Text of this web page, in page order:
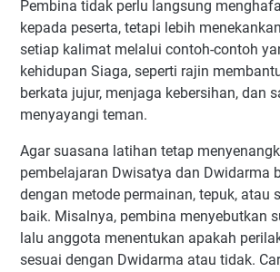
Pembina tidak perlu langsung
kepada peserta, tetapi lebih
setiap kalimat melalui contoh-contoh
kehidupan Siaga, seperti rajin
berkata jujur, menjaga kebersihan, dan
menyayangi teman.
Agar suasana latihan tetap
pembelajaran Dwisatya dan Dwidarma
dengan metode permainan, tepuk, atau
baik. Misalnya, pembina menyebutkan
lalu anggota menentukan apakah
sesuai dengan Dwidarma atau tidak.